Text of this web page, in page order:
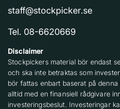
staff@stockpicker.se
Tel. 08-6620669
Disclaimer
Stockpickers material bör endast
och ska inte betraktas som
bör fattas enbart baserat på
alltid med en finansiell rådgivare
investeringsbeslut. Investeringar